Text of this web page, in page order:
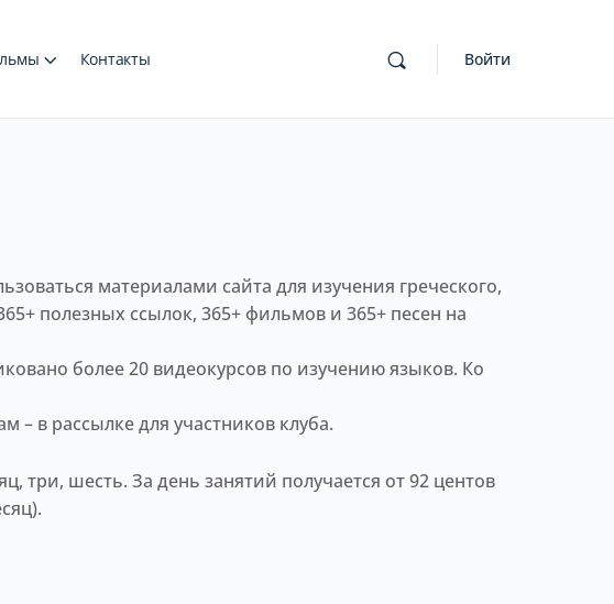
Контакты Войти
материалами сайта для изучения греческого,
полезных ссылок, 365+ фильмов и 365+ песен на
более 20 видеокурсов по изучению языков. Ко
– в рассылке для участников клуба.
три, шесть. За день занятий получается от 92 центов